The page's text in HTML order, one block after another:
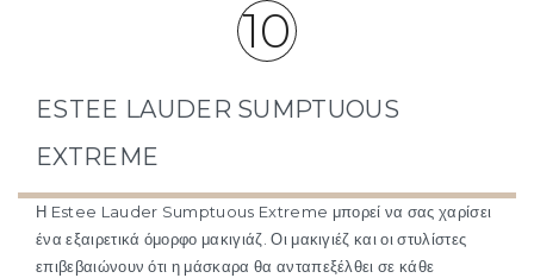
10
ESTEE LAUDER SUMPTUOUS
EXTREME
Η Estee Lauder Sumptuous Extreme μπορεί να σας χαρίσει
ένα εξαιρετικά όμορφο μακιγιάζ. Οι μακιγιέζ και οι στυλίστες
επιβεβαιώνουν ότι η μάσκαρα θα ανταπεξέλθει σε κάθε